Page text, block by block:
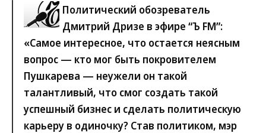
Политический обозреватель
Дмитрий Дризе в эфире “Ъ FM”:
«Самое интересное, что остается неясным
вопрос — кто мог быть покровителем
Пушкарева — неужели он такой
талантливый, что смог создать такой
успешный бизнес и сделать политическую
карьеру в одиночку? Став политиком, мэр